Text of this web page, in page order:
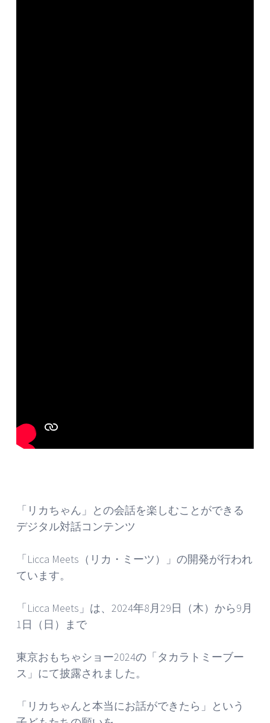
「リカちゃん」との会話を楽しむことができる
デジタル対話コンテンツ
「Licca Meets（リカ・ミーツ）」の開発が行われ
ています。
「Licca Meets」は、2024年8月29日（木）から9月
1日（日）まで
東京おもちゃショー2024の「タカラトミーブー
ス」にて披露されました。
「リカちゃんと本当にお話ができたら」という